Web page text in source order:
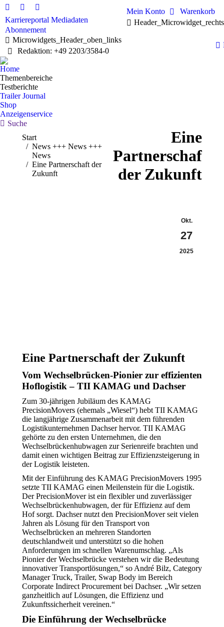
Linkedin
page
opens
in
new
window
Facebook
page
opens
in
new
X
page
opens
in
new
Karriereportal Mediadaten
Abonnement
Microwidgets_Header_oben_links
Redaktion: +49 2203/3584-0
Mein Konto
Warenkorb
Home
Themenbereiche
Testberichte
Trailer Journal
Shop
Anzeigenservice
Search:
Suche
Sie befinden sich hier:
Start
News +++ News +++
News
Eine Partnerschaft der
Zukunft
Eine
Partnerschaft
der Zukunft
Okt.
27
2025
Eine Partnerschaft der Zukunft
Vom Wechselbrücken-Pionier zur effizienten
Hoflogistik – TII KAMAG und Dachser
Zum 30-jährigen Jubiläum des KAMAG
PrecisionMovers (ehemals „Wiesel“) hebt TII KAMAG
die langjährige Zusammenarbeit mit dem führenden
Logistikunternehmen Dachser hervor. TII KAMAG
gehörte zu den ersten Unternehmen, die den
Wechselbrückenhubwagen zur Serienreife brachten und
damit einen wichtigen Beitrag zur Effizienzsteigerung in
der Logistik leisteten.
Mit der Einführung des KAMAG PrecisionMovers 1995
setzte TII KAMAG einen Meilenstein für die Logistik.
Der PrecisionMover ist ein flexibler und zuverlässiger
Wechselbrückenhubwagen, der für Effizienz auf dem
Hof sorgt. Dachser nutzt den PrecisionMover seit vielen
Jahren als Lösung für den Transport von
Wechselbrücken an mehreren Standorten
deutschlandweit und unterstützt so die hohen
Anforderungen im schnellen Warenumschlag. „Als
Pionier der Wechselbrücke verstehen wir die Bedeutung
innovativer Transportlösungen,“ so André Bilz, Category
Manager Truck, Trailer, Swap Body im Bereich
Corporate Indirect Procurement bei Dachser. „Wir setzen
ganzheitlich auf Lösungen, die Effizienz und
Zukunftssicherheit vereinen.“
Die Einführung der Wechselbrücke